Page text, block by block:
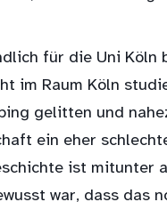
für die Uni Köln
im Raum Köln
gelitten und
ein eher
ist mitunter
war, dass das